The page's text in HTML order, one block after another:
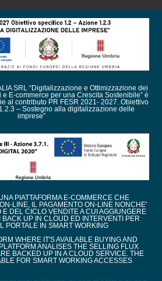
SRL “Digitalizzazione e Ottimizzazione dei
E-commerce per una Crescita Sostenibile” è
al contributo PR FESR 2021- 2027. Obiettivo
– Sostegno alla digitalizzazione delle
imprese”
PIATTAFORMA E-COMMERCE CHE
LINE, IL PAGAMENTO ON-LINE NONCHE'
DEL CICLO VENDITE A CUI AGGIUNGERE
UP IN CLOUD ED INTERVENTI PER
PORTALE IN SMART WORKING
WHERE IT'S AVAILABLE BUYING AND
ANALISES THE SELLING FLUX
BACKED UP IN A CLOUD SERVICE. THE
FOR SMART WORKING ACCESSES